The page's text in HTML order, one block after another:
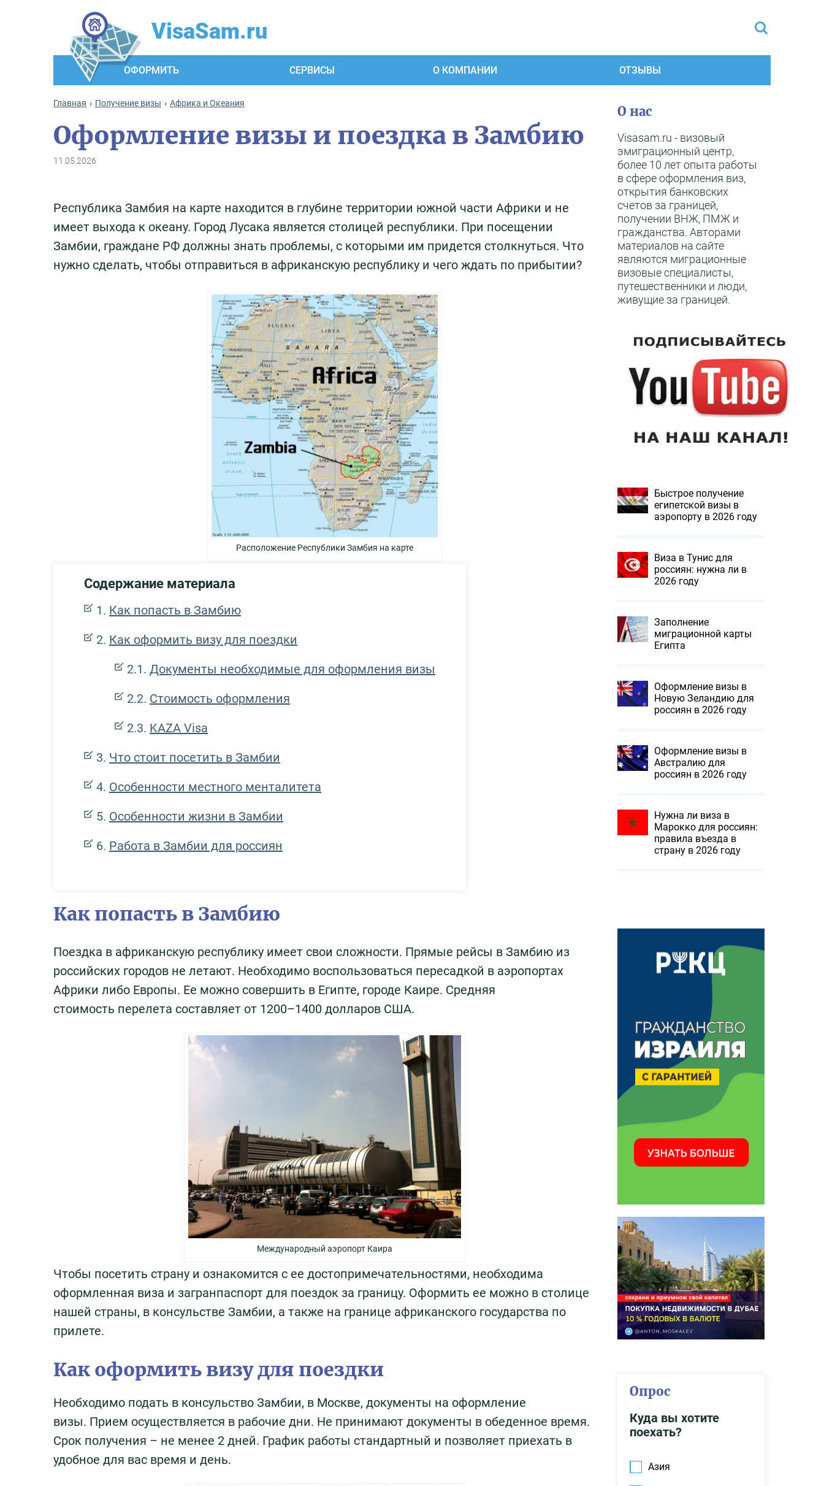
VisaSam.ru
ОФОРМИТЬ СЕРВИСЫ О КОМПАНИИ ОТЗЫВЫ
Главная Получение визы Африка и Океания
Оформление визы и поездка в Замбию
11.05.2026
Республика Замбия на карте находится в глубине территории южной части Африки и не
имеет выхода к океану. Город Лусака является столицей республики. При посещении
Замбии, граждане РФ должны знать проблемы, с которыми им придется столкнуться. Что
нужно сделать, чтобы отправиться в африканскую республику и чего ждать по прибытии?
Расположение Республики Замбия на карте
Содержание материала
Как попасть в Замбию
Как оформить визу для поездки
Документы необходимые для оформления визы
Стоимость оформления
KAZA Visa
Что стоит посетить в Замбии
Особенности местного менталитета
Особенности жизни в Замбии
Работа в Замбии для россиян
Как попасть в Замбию
Поездка в африканскую республику имеет свои сложности. Прямые рейсы в Замбию из
российских городов не летают. Необходимо воспользоваться пересадкой в аэропортах
Африки либо Европы. Ее можно совершить в Египте, городе Каире. Средняя
стоимость перелета составляет от 1200–1400 долларов США.
Международный аэропорт Каира
Чтобы посетить страну и ознакомится с ее достопримечательностями, необходима
оформленная виза и загранпаспорт для поездок за границу. Оформить ее можно в столице
нашей страны, в консульстве Замбии, а также на границе африканского государства по
прилете.
Как оформить визу для поездки
Необходимо подать в консульство Замбии, в Москве, документы на оформление
визы. Прием осуществляется в рабочие дни. Не принимают документы в обеденное время.
Срок получения – не менее 2 дней. График работы стандартный и позволяет приехать в
удобное для вас время и день.
О нас
Visasam.ru - визовый
эмиграционный центр,
более 10 лет опыта работы
в сфере оформления виз,
открытия банковских
счетов за границей,
получении ВНЖ, ПМЖ и
гражданства. Авторами
материалов на сайте
являются миграционные
визовые специалисты,
путешественники и люди,
живущие за границей.
Быстрое получение
египетской визы в
аэропорту в 2026 году
Виза в Тунис для
россиян: нужна ли в
2026 году
Заполнение
миграционной карты
Египта
Оформление визы в
Новую Зеландию для
россиян в 2026 году
Оформление визы в
Австралию для
россиян в 2026 году
Нужна ли виза в
Марокко для россиян:
правила въезда в
страну в 2026 году
Опрос
Куда вы хотите
поехать?
Азия